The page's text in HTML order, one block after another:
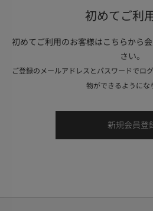
初めてご利
初めてご利用のお客様はこちらから
さい。
ご登録のメールアドレスとパスワードでロ
物ができるようにな